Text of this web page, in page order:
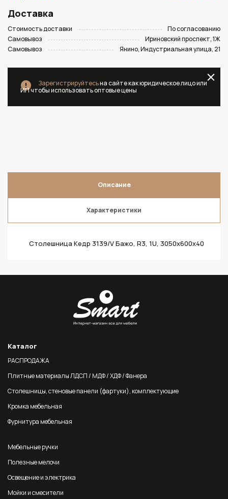
Доставка
Стоимость доставки
По согласованию
Самовывоз
Ириновский проспект, 1Ж
Самовывоз
Янино, Индустриальная улица, 21
Зарегистрируйтесьна сайте как юридическое лицо или
ИП чтобы использовать оптовые цены
Описание
Характеристики
Столешница Кедр 3139/V Бажо, R3, 1U, 3050х600х40
Каталог
РАСПРОДАЖА
Плитные материалы ЛДСП / МДФ / ХДФ / Фанера
Столешницы, стеновые панели (фартуки), комплектующие
Кромка мебельная
Фурнитура мебельная
Мебельные ручки
Полезные мелочи
Освещение и электрика
Мойки и смесители